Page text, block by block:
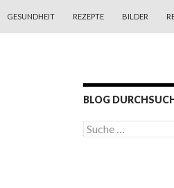
GESUNDHEIT REZEPTE BILDER
BLOG
S
u